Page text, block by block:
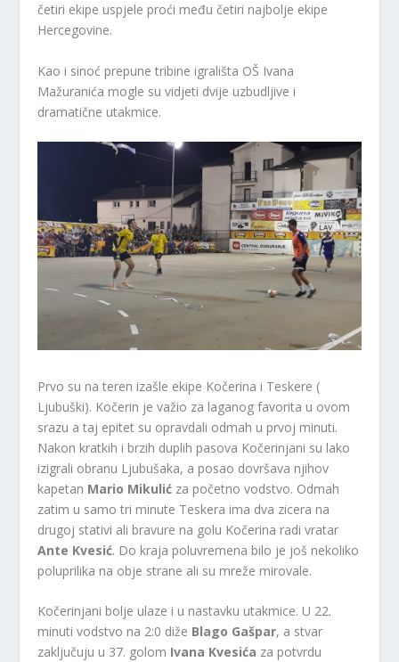
četiri ekipe uspjele proći među četiri najbolje ekipe
Hercegovine.
Kao i sinoć prepune tribine igrališta OŠ Ivana
Mažuranića mogle su vidjeti dvije uzbudljive i
dramatične utakmice.
Prvo su na teren izašle ekipe Kočerina i Teskere (
Ljubuški). Kočerin je važio za laganog favorita u ovom
srazu a taj epitet su opravdali odmah u prvoj minuti.
Nakon kratkih i brzih duplih pasova Kočerinjani su lako
izigrali obranu Ljubušaka, a posao dovršava njihov
kapetan Mario Mikulić za početno vodstvo. Odmah
zatim u samo tri minute Teskera ima dva zicera na
drugoj stativi ali bravure na golu Kočerina radi vratar
Ante Kvesić. Do kraja poluvremena bilo je još nekoliko
poluprilika na obje strane ali su mreže mirovale.
Kočerinjani bolje ulaze i u nastavku utakmice. U 22.
minuti vodstvo na 2:0 diže Blago Gašpar, a stvar
zaključuju u 37. golom Ivana Kvesića za potvrdu